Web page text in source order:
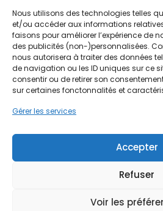
Nous utilisons des technologies telles
et/ou accéder aux informations
faisons pour améliorer l’expérience de
des publicités (non-)personnalisées.
nous autorisera à traiter des données
de navigation ou les ID uniques sur ce
consentir ou de retirer son
sur certaines fonctonnalités et
Gérer les services
Accepter
Refuser
Voir les